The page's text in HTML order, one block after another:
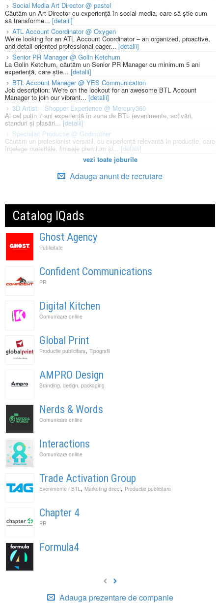
Social Media Art Director @ pastel
Căutăm un Art Director cu experiență în social media, care să știe cum
să transforme... [detalii]
ATL Account Coordinator @ Oxygen
We’re looking for an ATL Account Coordinator – an organized, proactive,
and detail-oriented professional eager... [detalii]
Senior PR Manager @ Golin Ketchum
La Golin Ketchum, căutăm un Senior PR Manager cu minimum 5 ani
experiență, care știe... [detalii]
BTL Account Manager @ YES Communication
Job description: We're on the lookout for an awesome BTL Account
Manager to join our vibrant... [detalii]
3D Artist – Shopper Experience @ Mercury360
Ai cel puțin 7 ani experiență în zona de BTL (evenimente, activări,
standuri și plasări...[detalii]
Specialist Productie @ Godmother
Căutăm un profesionist versatil, cu experiență relevantă în producție, care
înțelege materiale, finisaje premium și... [detalii]
vezi toate joburile
Adauga anunt de recrutare
Catalog IQads
Ghost Agency
Publicitate
Confident Communications
PR
Digital Kitchen
Comunicare online
Global Print
Productie publicitara, Tipografii
AMPRO Design
Branding, design, packaging
Nerds & Words
Comunicare online
Interactions
Comunicare online
Trade Activation Group
Evenimente / BTL, Marketing direct, Productie publicitara
Chapter 4
PR
Formula4
Adauga prezentare de companie